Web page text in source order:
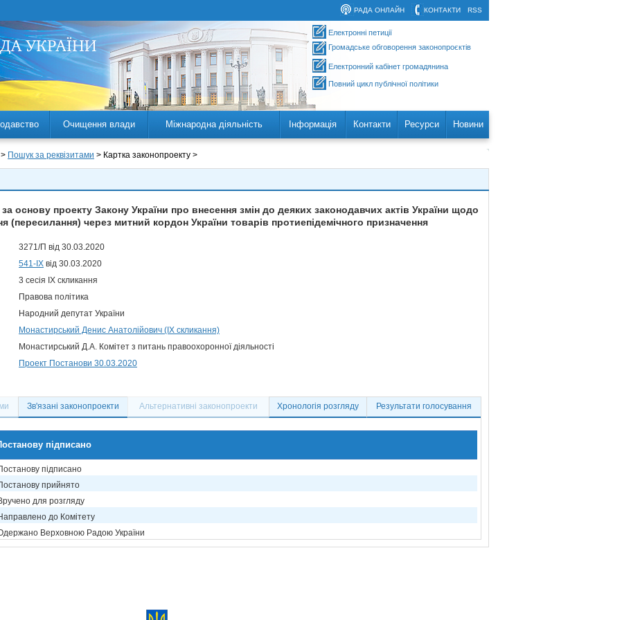
RSS
КОНТАКТИ
РАДА ОНЛАЙН
Електронні петиції
Громадське обговорення законопроєктів
Електронний кабінет громадянина
Повний цикл публічної політики
Очищення влади Міжнародна діяльність Інформація Контакти Ресурси Новини
Пошук за реквізитами > Картка законопроекту >
основу проекту Закону України про внесення змін до деяких законодавчих актів України щодо
(пересилання) через митний кордон України товарів протиепідемічного призначення
3271/П від 30.03.2020
541-IX від 30.03.2020
3 сесія IX скликання
Правова політика
Народний депутат України
Монастирський Денис Анатолійович (IX скликання)
Монастирський Д.А. Комітет з питань правоохоронної діяльності
Проект Постанови 30.03.2020
Зв'язані законопроекти Альтернативні законопроекти Хронологія розгляду Результати голосування
підписано
підписано
прийнято
для розгляду
до Комітету
Верховною Радою України